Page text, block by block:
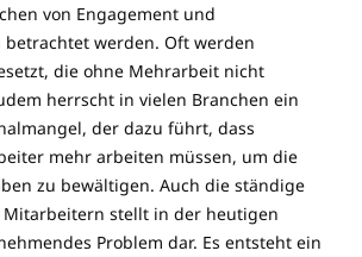
von Engagement und
betrachtet werden. Oft werden
die ohne Mehrarbeit nicht
herrscht in vielen Branchen ein
der dazu führt, dass
mehr arbeiten müssen, um die
zu bewältigen. Auch die ständige
Mitarbeitern stellt in der heutigen
Problem dar. Es entsteht ein